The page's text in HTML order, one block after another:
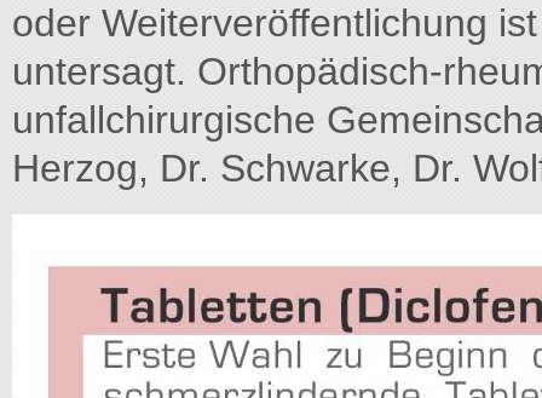
oder Weiterveröffentlichung
untersagt. Orthopädisch-
unfallchirurgische
Herzog, Dr. Schwarke, Dr.